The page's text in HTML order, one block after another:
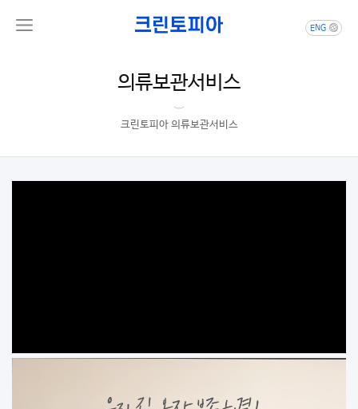
ENG
의류보관서비스
크린토피아 의류보관서비스